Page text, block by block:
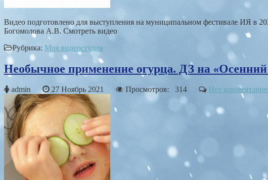
Видео подготовлено для выступления на муниципальном фестивале ИЯ в
Богомолова А.В. Смотреть видео
Рубрика: Моя видеостудия
Необычное применение огурца. ДЗ на «Осенний
admin 27 Ноябрь 2021 Просмотров: 314 Нет